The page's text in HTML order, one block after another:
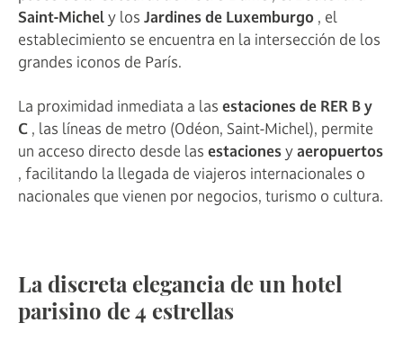
Saint-Michely los Jardines de Luxemburgo , el
establecimiento se encuentra en la intersección de los
grandes iconos de París.
La proximidad inmediata a las estaciones de RER B y
C , las líneas de metro (Odéon, Saint-Michel), permite
un acceso directo desde las estacionesyaeropuertos
, facilitando la llegada de viajeros internacionales o
nacionales que vienen por negocios, turismo o cultura.
La discreta elegancia de un hotel
parisino de 4 estrellas